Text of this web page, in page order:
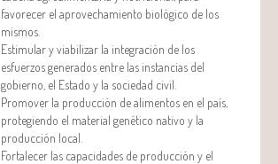
favorecer el aprovechamiento biológico de los
mismos.
Estimular y viabilizar la integración de los
esfuerzos generados entre las instancias del
gobierno, el Estado y la sociedad civil.
Promover la producción de alimentos en el país,
protegiendo el material genético nativo y la
producción local.
Fortalecer las capacidades de producción y el